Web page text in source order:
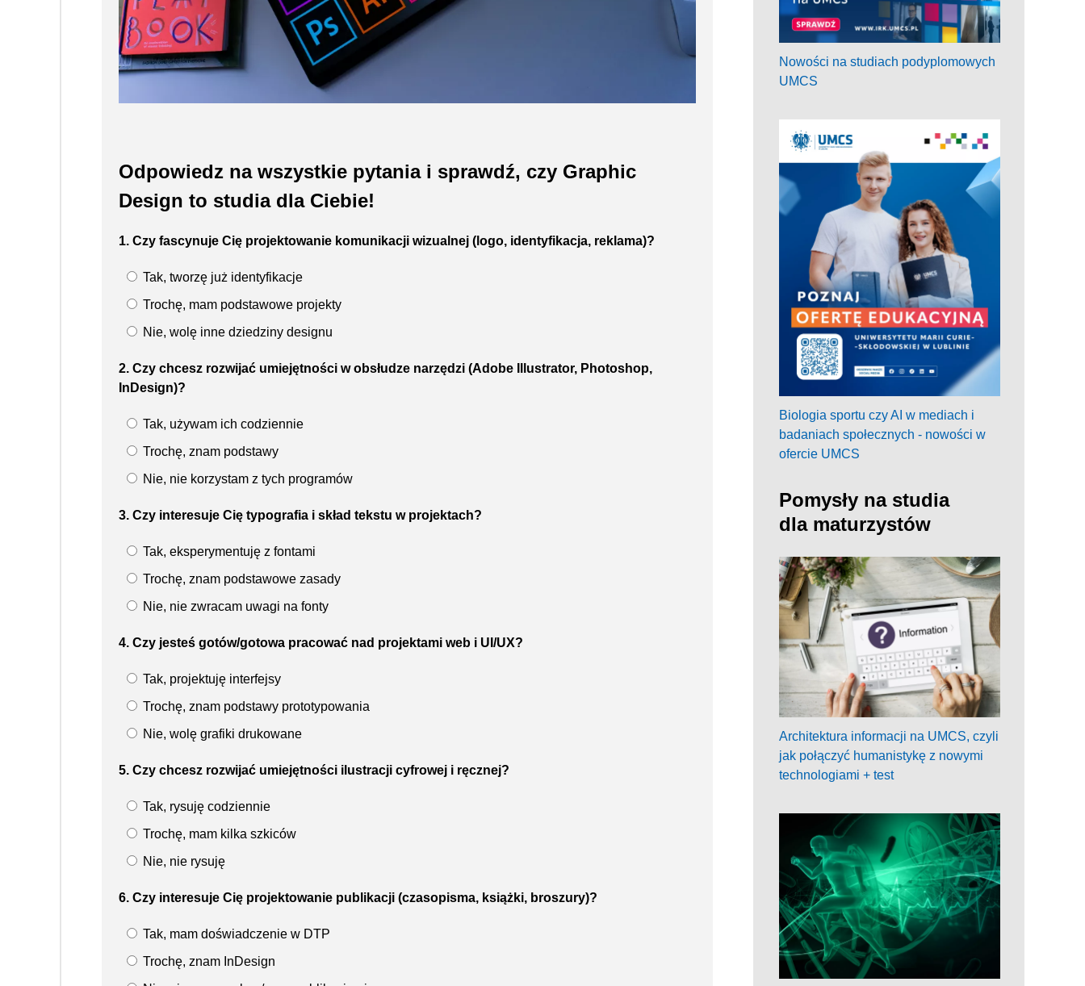
Odpowiedz na wszystkie pytania i sprawdź, czy Graphic
Design to studia dla Ciebie!
1. Czy fascynuje Cię projektowanie komunikacji wizualnej (logo, identyfikacja, reklama)?
Tak, tworzę już identyfikacje
Trochę, mam podstawowe projekty
Nie, wolę inne dziedziny designu
2. Czy chcesz rozwijać umiejętności w obsłudze narzędzi (Adobe Illustrator, Photoshop,
InDesign)?
Tak, używam ich codziennie
Trochę, znam podstawy
Nie, nie korzystam z tych programów
3. Czy interesuje Cię typografia i skład tekstu w projektach?
Tak, eksperymentuję z fontami
Trochę, znam podstawowe zasady
Nie, nie zwracam uwagi na fonty
4. Czy jesteś gotów/gotowa pracować nad projektami web i UI/UX?
Tak, projektuję interfejsy
Trochę, znam podstawy prototypowania
Nie, wolę grafiki drukowane
5. Czy chcesz rozwijać umiejętności ilustracji cyfrowej i ręcznej?
Tak, rysuję codziennie
Trochę, mam kilka szkiców
Nie, nie rysuję
6. Czy interesuje Cię projektowanie publikacji (czasopisma, książki, broszury)?
Tak, mam doświadczenie w DTP
Trochę, znam InDesign
Nowości na studiach podyplomowych
UMCS
Biologia sportu czy AI w mediach i
badaniach społecznych - nowości w
ofercie UMCS
Pomysły na studia
dla maturzystów
Architektura informacji na UMCS, czyli
jak połączyć humanistykę z nowymi
technologiami + test